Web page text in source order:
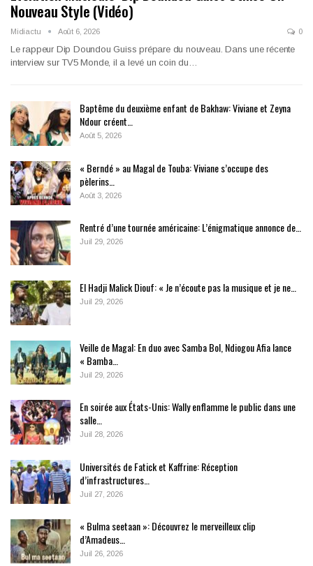
Nouveau Style (Vidéo)
Midiactu Août 6, 2026 0
Le rappeur Dip Doundou Guiss prépare du nouveau. Dans une récente
interview sur TV5 Monde, il a levé un coin du…
Baptême du deuxième enfant de Bakhaw: Viviane et Zeyna
Ndour créent…
Août 5, 2026
« Berndé » au Magal de Touba: Viviane s’occupe des
pèlerins…
Août 3, 2026
Rentré d’une tournée américaine: L’énigmatique annonce de…
Juil 29, 2026
El Hadji Malick Diouf: « Je n’écoute pas la musique et je ne…
Juil 29, 2026
Veille de Magal: En duo avec Samba Bol, Ndiogou Afia lance
« Bamba…
Juil 29, 2026
En soirée aux États-Unis: Wally enflamme le public dans une
salle…
Juil 28, 2026
Universités de Fatick et Kaffrine: Réception
d’infrastructures…
Juil 27, 2026
« Bulma seetaan »: Découvrez le merveilleux clip
d’Amadeus…
Juil 26, 2026